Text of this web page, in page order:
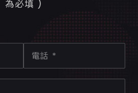
為必填 )